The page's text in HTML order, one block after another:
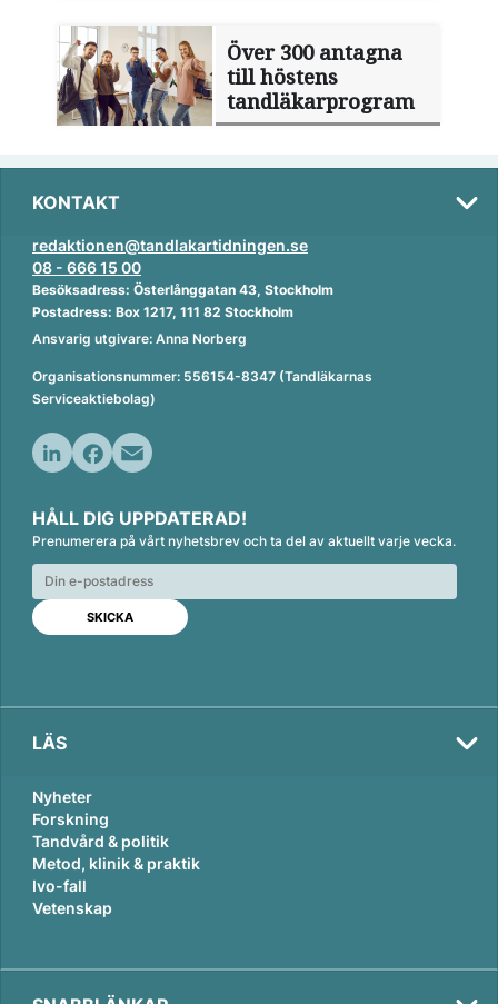
Över 300 antagna
till höstens
tandläkarprogram
KONTAKT
redaktionen@tandlakartidningen.se
08 - 666 15 00
Besöksadress: Österlånggatan 43, Stockholm
Postadress: Box 1217, 111 82 Stockholm
Ansvarig utgivare: Anna Norberg
Organisationsnummer: 556154-8347 (Tandläkarnas
Serviceaktiebolag)
n
k
e
d
n
c
e
b
o
o
k
a
i
l
HÅLL DIG UPPDATERAD!
Prenumerera på vårt nyhetsbrev och ta del av aktuellt varje vecka.
LÄS
Nyheter
Forskning
Tandvård & politik
Metod, klinik & praktik
Ivo-fall
Vetenskap